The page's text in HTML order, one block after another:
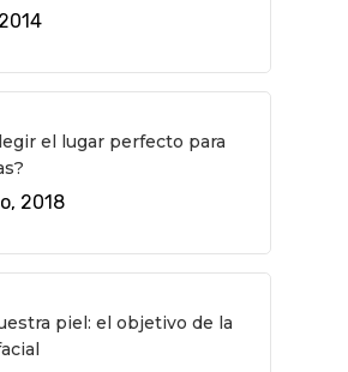
el lugar perfecto para
2018
piel: el objetivo de la
Museos Y
Restaurantes
VIAJES